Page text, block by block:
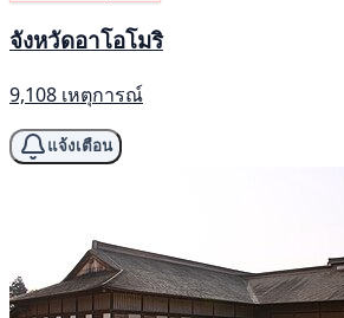
จังหวัดอาโอโมริ
9,108 เหตุการณ์
แจ้งเตือน